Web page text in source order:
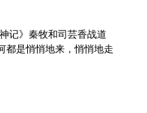
记》秦牧和司芸香战道
都是悄悄地来，悄悄地走